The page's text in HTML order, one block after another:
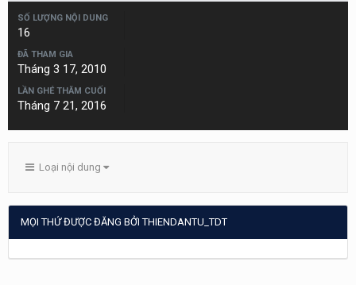
SỐ LƯỢNG NỘI DUNG
16
ĐÃ THAM GIA
Tháng 3 17, 2010
LẦN GHÉ THĂM CUỐI
Tháng 7 21, 2016
Loại nội dung
MỌI THỨ ĐƯỢC ĐĂNG BỞI THIENDANTU_TDT